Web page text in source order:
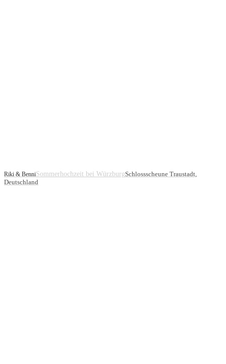
Riki & BenniSommerhochzeit bei WürzburgSchlossscheune Traustadt,
Deutschland